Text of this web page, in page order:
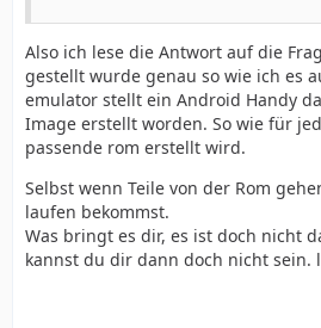
Also ich lese die Antwort auf die
gestellt wurde genau so wie ich es
emulator stellt ein Android Handy
Image erstellt worden. So wie für
passende rom erstellt wird.
Selbst wenn Teile von der Rom
laufen bekommst.
Was bringt es dir, es ist doch nicht
kannst du dir dann doch nicht sein. l